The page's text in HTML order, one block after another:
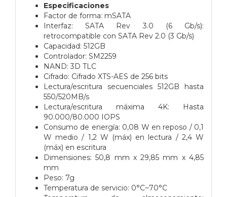
Especificaciones
Factor de forma: mSATA
Interfaz: SATA Rev 3.0 (6 Gb/s):
retrocompatible con SATA Rev 2.0 (3 Gb/s)
Capacidad: 512GB
Controlador: SM2259
NAND: 3D TLC
Cifrado: Cifrado XTS-AES de 256 bits
Lectura/escritura secuenciales 512GB hasta
550/520MB/s
Lectura/escritura máxima 4K: Hasta
90.000/80.000 IOPS
Consumo de energía: 0,08 W en reposo / 0,1
W medio / 1,2 W (máx) en lectura / 2,4 W
(máx) en escritura
Dimensiones: 50,8 mm x 29,85 mm x 4,85
mm
Peso: 7g
Temperatura de servicio: 0°C~70°C